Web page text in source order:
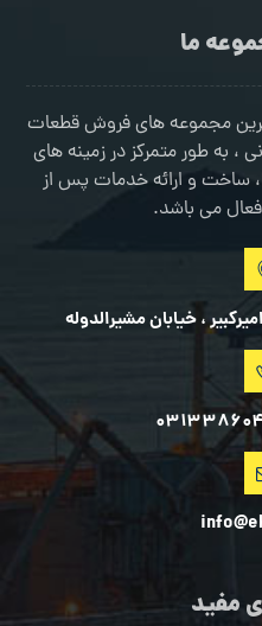
ما
مجموعه های فروش قطعات
، به طور متمرکز در زمینه های
و ارائه خدمات پس از
می باشد.
، خیابان مشیرالدوله
مفید